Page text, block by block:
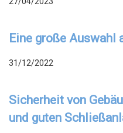
Eine große Auswahl
31/12/2022
Sicherheit von
und guten